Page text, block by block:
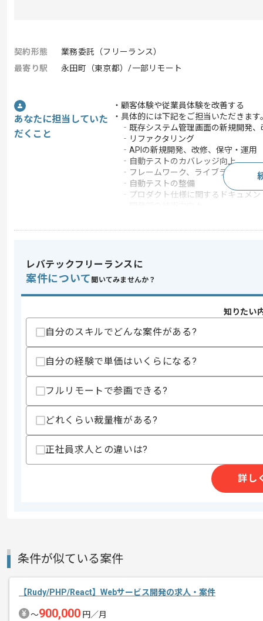
契約形態
業務委託（フリーランス）
最寄り駅
永田町（東京都）/一部リモート
あなたに担当していた
だくこと
・顧客体験や従業員体験を改善する
・具体的には下記をご担当いただきます
‐既存システム管理画面の新規開発、
‐リファクタリング
‐APIの新規開発、改修、保守・運用
‐自動テストのカバレッジ向上
‐フレームワーク、ライブラリのバー
‐自動テストの整備
‐プロダクト仕様に関するドキュメン
領域を越えてご担当いただけます。
DB
フレームワーク
クラウド
AWS
GitHub , Docker ,
この案件のポイント
業務内容
自社製品開発
担当領域/システ
ム
特徴
スキル
求めるスキル
・オブジェクト指向言語でのWebAPIの
・MySQLのスキーマ設計経験
・AWS、GCPなどパブリッククラウド
・セキュリティを考慮した外部システム
・データ前処理、データパイプラインの
・B2B SaaS領域のサービス開発経験
レバテックフリーランスに
案件について 聞いてみませんか？
知りたい
自分のスキルでどんな案件がある?
自分の経験で単価はいくらになる?
フルリモートで参画できる?
どれくらい裁量権がある?
正社員求人との違いは?
詳し
条件が似ている案件
【Rudy/PHP/React】Webサービス開発の求人・案件
〜900,000 円／月